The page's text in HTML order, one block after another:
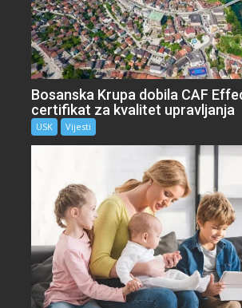
Bosanska Krupa dobila CAF
certifikat za kvalitet upravljanja
USK Vijesti